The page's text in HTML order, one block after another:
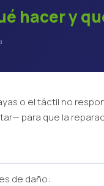
hacer y
o el táctil no
para que la
de daño: